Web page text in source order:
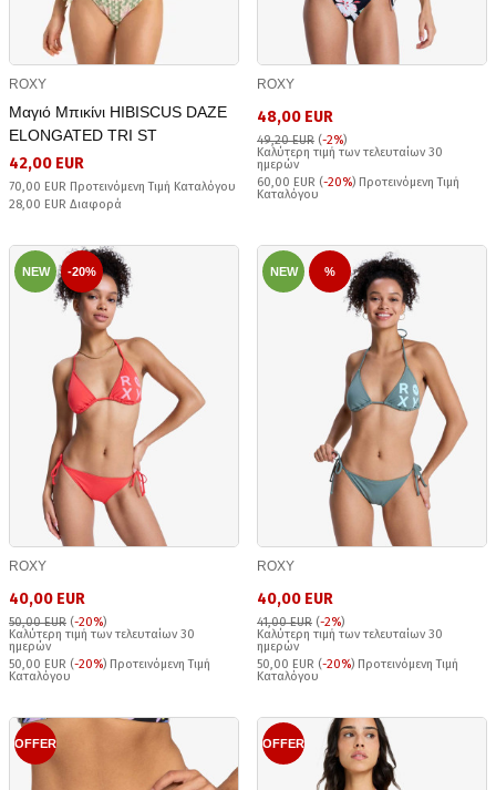
ROXY
Μαγιό Μπικίνι HIBISCUS DAZE
ELONGATED TRI ST
42,00 EUR
70,00 EUR Προτεινόμενη Τιμή Καταλόγου
28,00 EUR Διαφορά
ROXY
48,00 EUR
49,20 EUR (-2%)
Καλύτερη τιμή των τελευταίων 30
ημερών
60,00 EUR (-20%) Προτεινόμενη Τιμή
Καταλόγου
NEW -20%
ROXY
40,00 EUR
50,00 EUR (-20%)
Καλύτερη τιμή των τελευταίων 30
ημερών
50,00 EUR (-20%) Προτεινόμενη Τιμή
Καταλόγου
NEW %
ROXY
40,00 EUR
41,00 EUR (-2%)
Καλύτερη τιμή των τελευταίων 30
ημερών
50,00 EUR (-20%) Προτεινόμενη Τιμή
Καταλόγου
OFFER OFFER